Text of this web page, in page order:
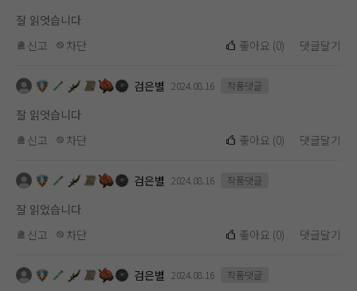
잘 읽엇습니다
신고
차단 좋아요 (0) 댓글달기
검은별 2024.08.16 작품댓글
잘 읽엇습니다
신고
차단 좋아요 (0) 댓글달기
검은별 2024.08.16 작품댓글
잘 읽었습니다
신고
차단 좋아요 (0) 댓글달기
검은별 2024.08.16 작품댓글